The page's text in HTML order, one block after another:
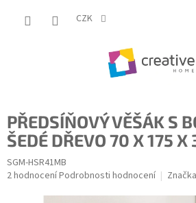
CZK
PŘEDSÍŇOVÝ VĚŠÁK S
ŠEDÉ DŘEVO 70 X 175 X
SGM-HSR41MB
Průměrné
2 hodnoceníPodrobnosti hodnocení